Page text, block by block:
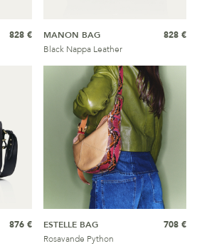
828 €
MANON BAG
Black Nappa Leather
828 €
876 €
ESTELLE BAG
Rosavande Python
708 €